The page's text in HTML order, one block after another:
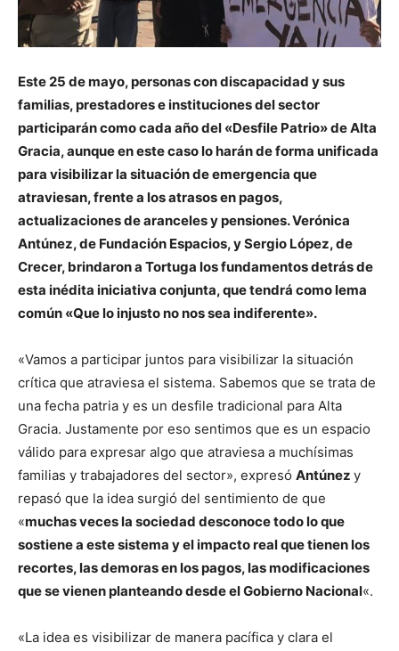
Este 25 de mayo, personas con discapacidad y sus
familias, prestadores e instituciones del sector
participarán como cada año del «Desfile Patrio» de Alta
Gracia, aunque en este caso lo harán de forma unificada
para visibilizar la situación de emergencia que
atraviesan, frente a los atrasos en pagos,
actualizaciones de aranceles y pensiones. Verónica
Antúnez, de Fundación Espacios, y Sergio López, de
Crecer, brindaron a Tortuga los fundamentos detrás de
esta inédita iniciativa conjunta, que tendrá como lema
común «Que lo injusto no nos sea indiferente».
«Vamos a participar juntos para visibilizar la situación
crítica que atraviesa el sistema. Sabemos que se trata de
una fecha patria y es un desfile tradicional para Alta
Gracia. Justamente por eso sentimos que es un espacio
válido para expresar algo que atraviesa a muchísimas
familias y trabajadores del sector», expresó Antúnez y
repasó que la idea surgió del sentimiento de que
«muchas veces la sociedad desconoce todo lo que
sostiene a este sistema y el impacto real que tienen los
recortes, las demoras en los pagos, las modificaciones
que se vienen planteando desde el Gobierno Nacional«.
«La idea es visibilizar de manera pacífica y clara el